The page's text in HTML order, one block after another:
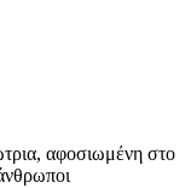
αφοσιωμένη στο